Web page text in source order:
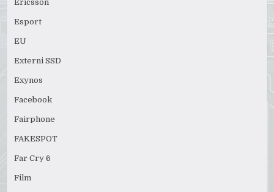
Ericsson
Esport
EU
Externi SSD
Exynos
Facebook
Fairphone
FAKESPOT
Far Cry 6
Film